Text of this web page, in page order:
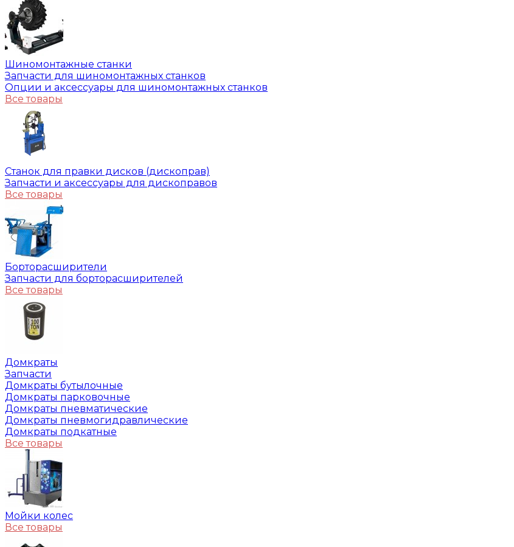
Шиномонтажные станки
Запчасти для шиномонтажных станков
Опции и аксессуары для шиномонтажных станков
Все товары
Станок для правки дисков (дископрав)
Запчасти и аксессуары для дископравов
Все товары
Борторасширители
Запчасти для борторасширителей
Все товары
Домкраты
Запчасти
Домкраты бутылочные
Домкраты парковочные
Домкраты пневматические
Домкраты пневмогидравлические
Домкраты подкатные
Все товары
Мойки колес
Все товары